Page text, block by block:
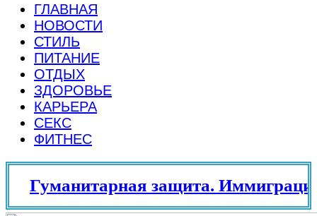
ГЛАВНАЯ
НОВОСТИ
СТИЛЬ
ПИТАНИЕ
ОТДЫХ
ЗДОРОВЬЕ
КАРЬЕРА
СЕКС
ФИТНЕС
Гуманитарная защита.